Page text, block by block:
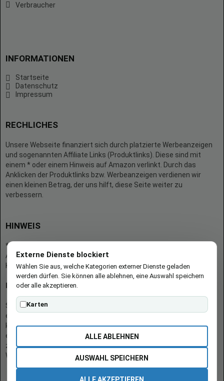
Verbraucher
INFORMATIONEN
Startseite
Datenschutz
Impressum
RECHLICHES
Unsere Webseite finanziert sich durch platzierte Werbeanzeigen
und sogenannten Affiliate Links (Produktlinks). Diese sind mit
einem * oder einem Hinweis auf Amazon verlinkt. Durch das
Anklicken der Produktlinks bzw. Werbeanzeigen verdienen wir
einen kleinen Betrag, der uns hilft, diese Seite weiter zu
verbessern.
HINWEIS
* = Afilliate-Link (=Werbung)
Als Amazon-Partner verdient der Seitenbetreiber an qualifizierten
Käufen.
Hinweis zu Preisen und Verfügbarkeiten
Sofern Produktpreise und Verfügbarkeiten angezeigt werden,
entsprechen diese dem angegebenen Stand (Datum/Uhrzeit) und
können sich auf der verlinkten Seite jederzeit ändern. Für den Kauf
eines Produkts gelten die Angaben zu Preis und Verfügbarkeit, die
zum Kaufzeitpunkt [auf der/den maßgeblichen Amazon-
Website(s)] angezeigt werden.
Externe Dienste blockiert
Wählen Sie aus, welche Kategorien externer Dienste geladen
werden dürfen. Sie können alle ablehnen, eine Auswahl speichern
oder alle akzeptieren.
Karten
ALLE ABLEHNEN
AUSWAHL SPEICHERN
ALLE AKZEPTIEREN